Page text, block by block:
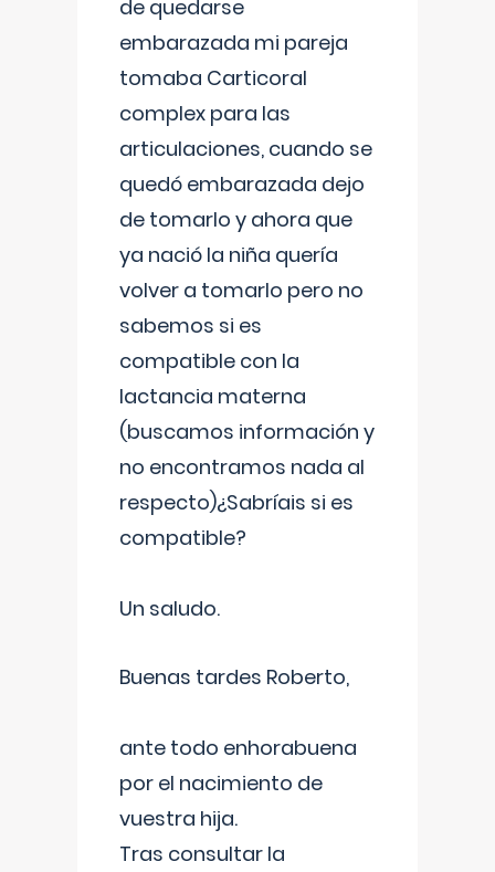
de quedarse
embarazada mi pareja
tomaba Carticoral
complex para las
articulaciones, cuando se
quedó embarazada dejo
de tomarlo y ahora que
ya nació la niña quería
volver a tomarlo pero no
sabemos si es
compatible con la
lactancia materna
(buscamos información y
no encontramos nada al
respecto)¿Sabríais si es
compatible?
Un saludo.
Buenas tardes Roberto,
ante todo enhorabuena
por el nacimiento de
vuestra hija.
Tras consultar la